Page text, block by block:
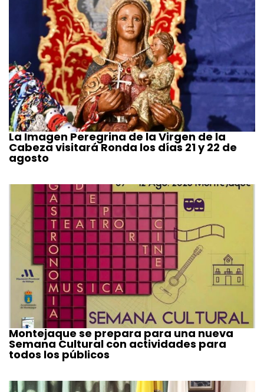
La Imagen Peregrina de la Virgen de la
Cabeza visitará Ronda los días 21 y 22 de
agosto
Montejaque se prepara para una nueva
Semana Cultural con actividades para
todos los públicos